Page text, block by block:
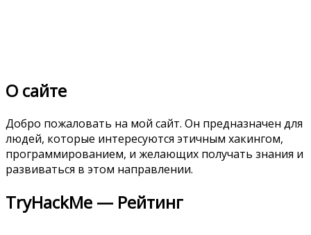
О сайте
Добро пожаловать на мой сайт. Он предназначен для
людей, которые интересуются этичным хакингом,
программированием, и желающих получать знания и
развиваться в этом направлении.
TryHackMe — Рейтинг